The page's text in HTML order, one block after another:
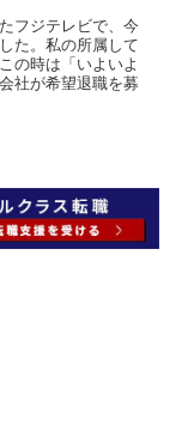
フジテレビで、今
た。私の所属して
の時は「いよいよ
社が希望退職を募